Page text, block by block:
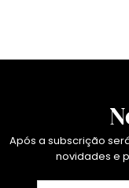
Após a subscrição
novidades e